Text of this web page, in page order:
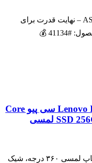
199,000,000 تومان
است.
💻 لپتاپ ASUS TUF Gaming F15 FX507 – نهایت قدرت برای
💰
لپ‌تاپ 360 درجه استوک Lenovo Edge 2 سی پیو Core
39,900,000 تومان 💻 لپ تاپ Lenovo Edge 2-1580 – لپ‌تاپ لمسی ۳۶۰ درجه، شیک